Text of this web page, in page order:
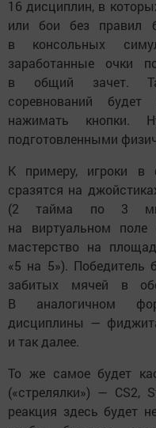
16 дисциплин, в
или бои без правил
в консольных
заработанные очки
в общий зачет.
соревнований будет
нажимать кнопки.
подготовленными
К примеру, игроки в
сразятся на
(2 тайма по 3
на виртуальном
мастерство на
«5 на 5»). Победитель
забитых мячей в
В аналогичном
дисциплины —
и так далее.
То же самое будет
(«стрелялки») — CS2,
реакция здесь будет